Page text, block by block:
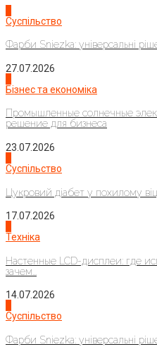
Суспільство
Фарби Sniezka: універсальні
27.07.2026
Бізнес та економіка
Промышленные солнечные
решение для бизнеса
23.07.2026
Суспільство
Цукровий діабет у похилому
17.07.2026
Техніка
Настенные LCD-дисплеи: где
зачем...
14.07.2026
Суспільство
Фарби Sniezka: універсальні